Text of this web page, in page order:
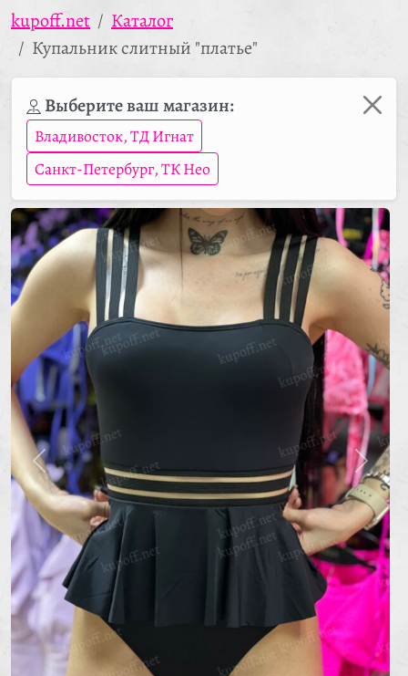
kupoff.net
Каталог
Купальник слитный "платье"
Выберите ваш магазин:
Владивосток, ТД Игнат
Санкт-Петербург, ТК Нео